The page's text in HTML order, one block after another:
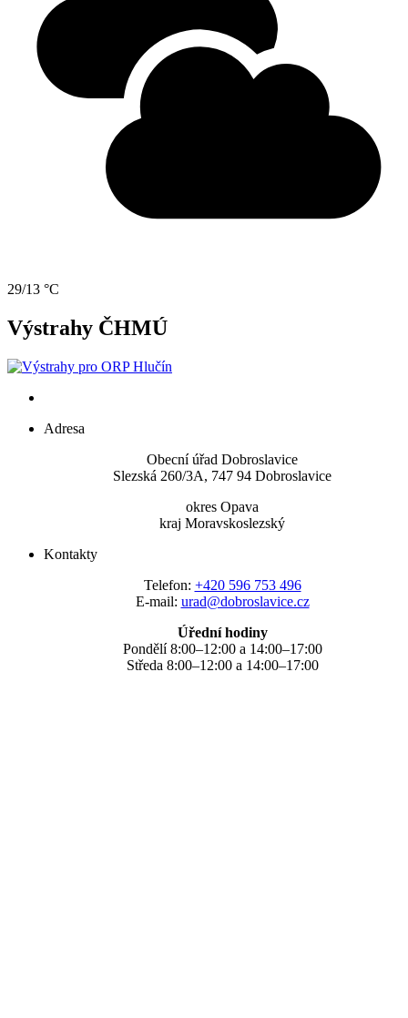
29/13 °C
Výstrahy ČHMÚ
Adresa
Obecní úřad Dobroslavice
Slezská 260/3A, 747 94 Dobroslavice
okres Opava
kraj Moravskoslezský
Kontakty
Telefon: +420 596 753 496
E-mail: urad@dobroslavice.cz
Úřední hodiny
Pondělí 8:00–12:00 a 14:00–17:00
Středa 8:00–12:00 a 14:00–17:00